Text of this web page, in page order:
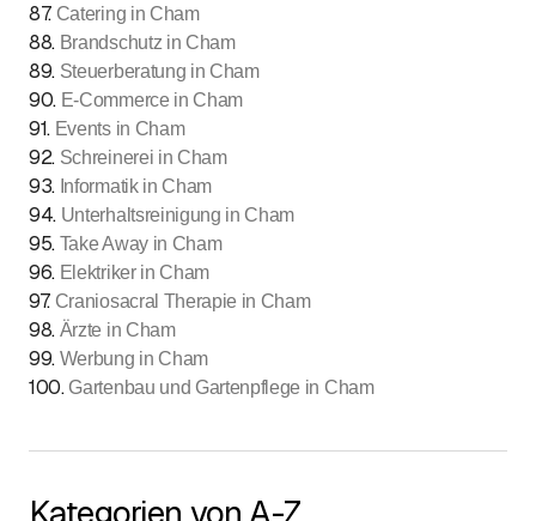
87. Catering in Cham
88. Brandschutz in Cham
89. Steuerberatung in Cham
90. E-Commerce in Cham
91. Events in Cham
92. Schreinerei in Cham
93. Informatik in Cham
94. Unterhaltsreinigung in Cham
95. Take Away in Cham
96. Elektriker in Cham
97. Craniosacral Therapie in Cham
98. Ärzte in Cham
99. Werbung in Cham
100. Gartenbau und Gartenpflege in Cham